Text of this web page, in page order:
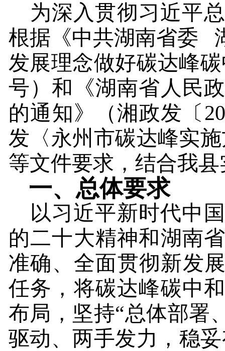
为深入贯彻习近平
根据《中共湖南省委
发展理念做好碳达峰
号）和《湖南省人民
的通知》（湘政发〔
发〈永州市碳达峰实
等文件要求，结合我
一、总体要求
以习近平新时代中
的二十大精神和湖南
准确、全面贯彻新发
任务，将碳达峰碳中
布局，坚持“总体部署
驱动、两手发力，稳